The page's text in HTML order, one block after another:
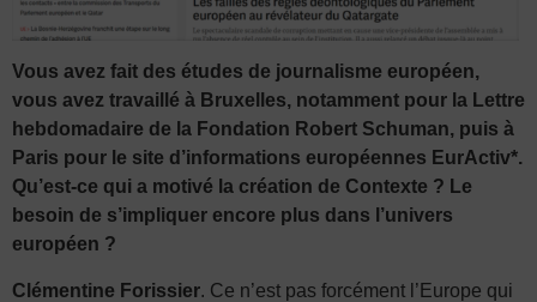
Vous avez fait des études de journalisme européen,
vous avez travaillé à Bruxelles, notamment pour la Lettre
hebdomadaire de la Fondation Robert Schuman, puis à
Paris pour le site d’informations européennes EurActiv*.
Qu’est-ce qui a motivé la création de Contexte ? Le
besoin de s’impliquer encore plus dans l’univers
européen ?
Clémentine Forissier. Ce n’est pas forcément l’Europe qui